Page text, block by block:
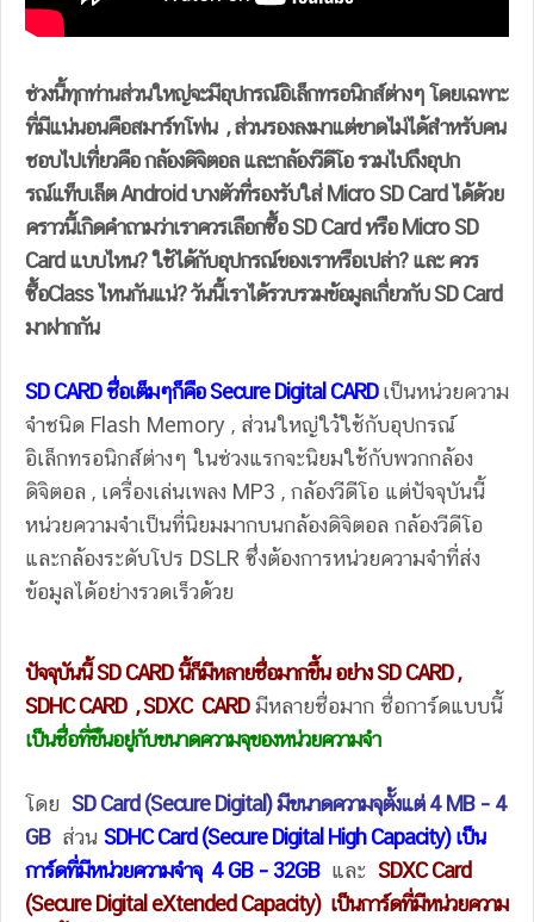
ช่วงนี้ทุกท่านส่วนใหญ่จะมีอุปกรณ์อิเล็กทรอนิกส์ต่างๆ โดยเฉพาะ
ที่มีแน่นอนคือสมาร์ทโฟน , ส่วนรองลงมาแต่ขาดไม่ได้สำหรับคน
ชอบไปเที่่ยวคือ กล้องดิจิตอล และกล้องวีดีโอ รวมไปถึงอุปก
รณ์แท็บเล็ต Android บางตัวที่รองรับใส่ Micro SD Card ได้ด้วย
คราวนี้เกิดคำถามว่าเราควรเลือกซื้อ SD Card หรือ Micro SD
Card แบบไหน? ใช้ได้กับอุปกรณ์ของเราหรือเปล่า? และ ควร
ซื้อClass ไหนกันแน่? วันนี้เราได้รวบรวมข้อมูลเกี่ยวกับ SD Card
มาฝากกัน
SD CARD ชื่อเต็มๆก็คือSecure Digital CARD เป็นหน่วยความ
จำชนิด Flash Memory , ส่วนใหญ่ใว้ใช้กับอุปกรณ์
อิเล็กทรอนิกส์ต่างๆ ในช่วงแรกจะนิยมใช้กับพวกกล้อง
ดิจิตอล , เครื่องเล่นเพลง MP3 , กล้องวีดีโอ แต่ปัจจุบันนี้
หน่วยความจำเป็นที่นิยมมากบนกล้องดิจิตอล กล้องวีดีโอ
และกล้องระดับโปร DSLR ซึ่งต้องการหน่วยความจำที่ส่ง
ข้อมูลได้อย่างรวดเร็วด้วย
ปัจจุบันนี้ SD CARD นี้ก็มีหลายชื่อมากขึ้น อย่่าง SD CARD ,
SDHC CARD , SDXC CARD มีหลายชื่อมาก ชื่อการ์ดแบบนี้
เป็นชื่อที่ขึันอยู่กับขนาดความจุของหน่วยความจำ
โดย SD Card (Secure Digital) มีขนาดความจุตั้งแต่ 4 MB – 4
GBส่วน SDHC Card (Secure Digital High Capacity) เป็น
การ์ดที่มีหน่วยความจำจุ 4 GB – 32GBและ SDXC Card
(Secure Digital eXtended Capacity) เป็นการ์ดที่มีหน่วยความ